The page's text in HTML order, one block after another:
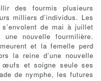
des fourmis plusieurs
milliers d’individus. Les
de mai à juillet
nouvelle fourmilière.
et la femelle perd
la reine d’une nouvelle
œufs et soigne seule ses
de nymphe, les futures